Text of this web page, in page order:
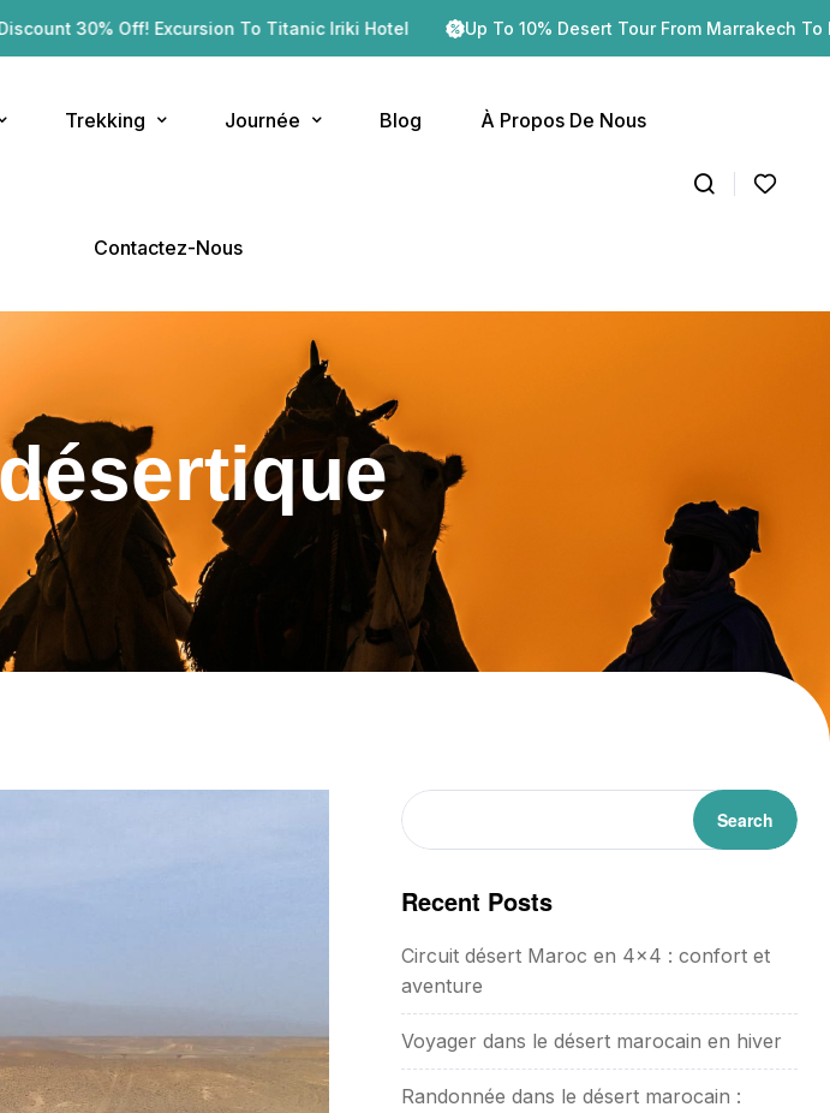
Off! Excursion To Titanic Iriki Hotel Up To 10% Desert Tour From Marrakech To Erg
Trekking Journée Blog À Propos De Nous
Contactez-Nous
Search
Recent Posts
Circuit désert Maroc en 4×4 : confort et
aventure
Voyager dans le désert marocain en hiver
Randonnée dans le désert marocain :